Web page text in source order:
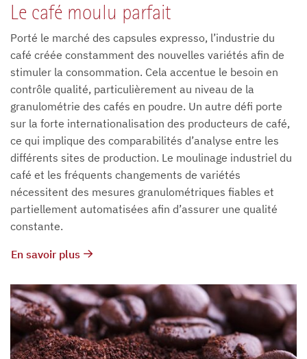
Le café moulu parfait
Porté le marché des capsules expresso, l’industrie du
café créée constamment des nouvelles variétés afin de
stimuler la consommation. Cela accentue le besoin en
contrôle qualité, particulièrement au niveau de la
granulométrie des cafés en poudre. Un autre défi porte
sur la forte internationalisation des producteurs de café,
ce qui implique des comparabilités d’analyse entre les
différents sites de production. Le moulinage industriel du
café et les fréquents changements de variétés
nécessitent des mesures granulométriques fiables et
partiellement automatisées afin d’assurer une qualité
constante.
En savoir plus